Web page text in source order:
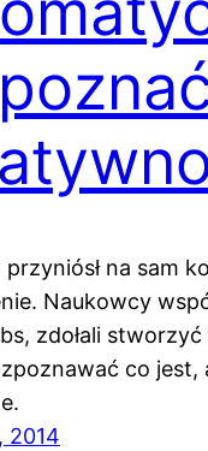
na sam
Naukowcy
zdołali
co jest,
2014